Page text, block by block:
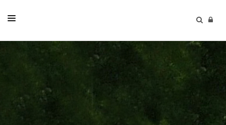
KIRKER OG GRAVPLASSER
MENIGHETSBLAD